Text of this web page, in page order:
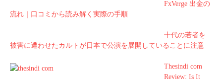
FxVerge 出金の
流れ｜口コミから読み解く実際の手順
十代の若者を
被害に遭わせたカルトが日本で公演を展開していることに注意
Thesindi com
Review: Is It